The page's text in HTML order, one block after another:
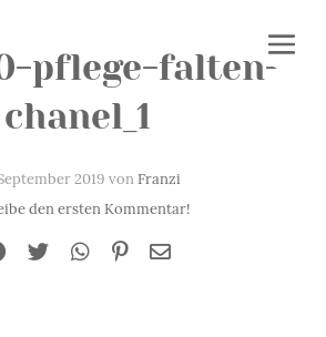
pflege-falten-
chanel_1
2019 vonFranzi
den ersten Kommentar!